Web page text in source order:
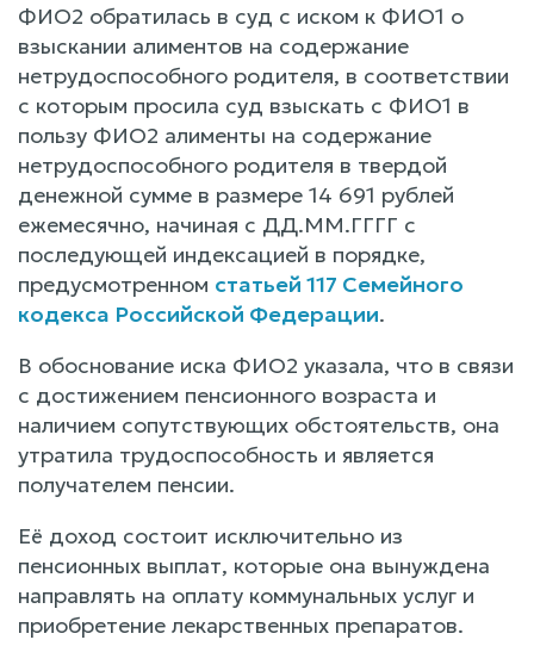
ФИО2 обратилась в суд с иском к ФИО1 о
взыскании алиментов на содержание
нетрудоспособного родителя, в соответствии
с которым просила суд взыскать с ФИО1 в
пользу ФИО2 алименты на содержание
нетрудоспособного родителя в твердой
денежной сумме в размере 14 691 рублей
ежемесячно, начиная с ДД.ММ.ГГГГ с
последующей индексацией в порядке,
предусмотренном статьей 117 Семейного
кодекса Российской Федерации.
В обоснование иска ФИО2 указала, что в связи
с достижением пенсионного возраста и
наличием сопутствующих обстоятельств, она
утратила трудоспособность и является
получателем пенсии.
Её доход состоит исключительно из
пенсионных выплат, которые она вынуждена
направлять на оплату коммунальных услуг и
приобретение лекарственных препаратов.